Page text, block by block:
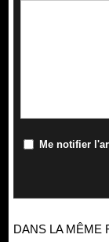
Me notifier
DANS LA MÊME